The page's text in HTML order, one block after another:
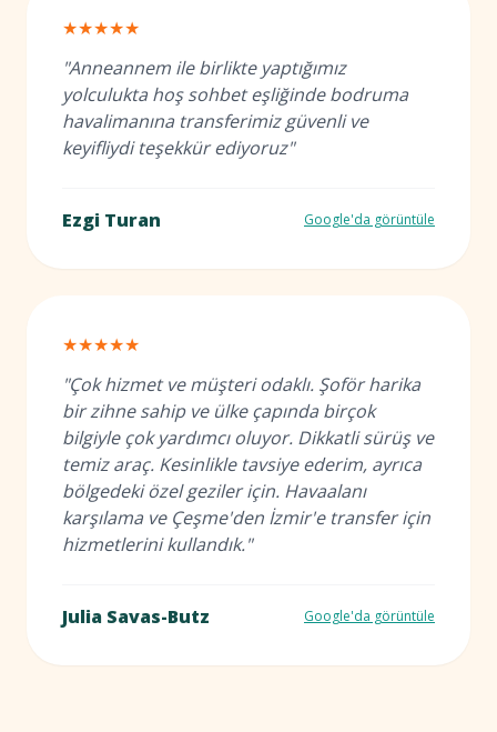
★★★★★
"Anneannem ile birlikte yaptığımız
yolculukta hoş sohbet eşliğinde bodruma
havalimanına transferimiz güvenli ve
keyifliydi teşekkür ediyoruz"
Ezgi Turan Google'da görüntüle
★★★★★
"Çok hizmet ve müşteri odaklı. Şoför harika
bir zihne sahip ve ülke çapında birçok
bilgiyle çok yardımcı oluyor. Dikkatli sürüş ve
temiz araç. Kesinlikle tavsiye ederim, ayrıca
bölgedeki özel geziler için. Havaalanı
karşılama ve Çeşme'den İzmir'e transfer için
hizmetlerini kullandık."
Julia Savas-Butz Google'da görüntüle